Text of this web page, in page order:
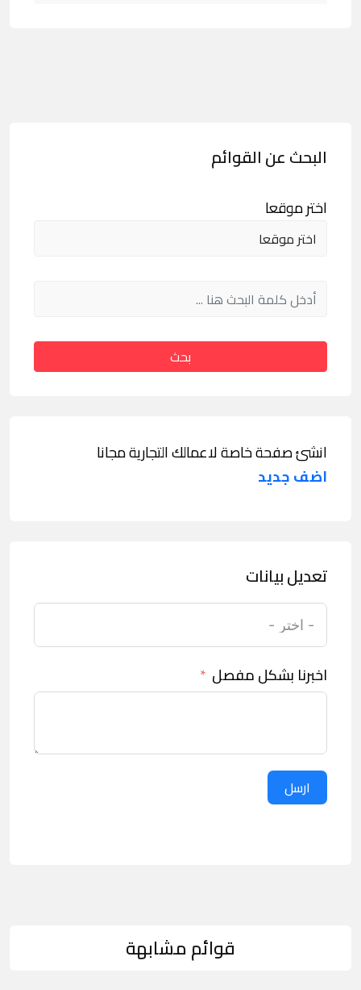
البحث عن القوائم
اختر موقعا
بحث
انشئ صفحة خاصة لاعمالك التجارية مجانا
اضف جديد
تعديل بيانات
اخبرنا بشكل مفصل
ارسل
قوائم مشابهة